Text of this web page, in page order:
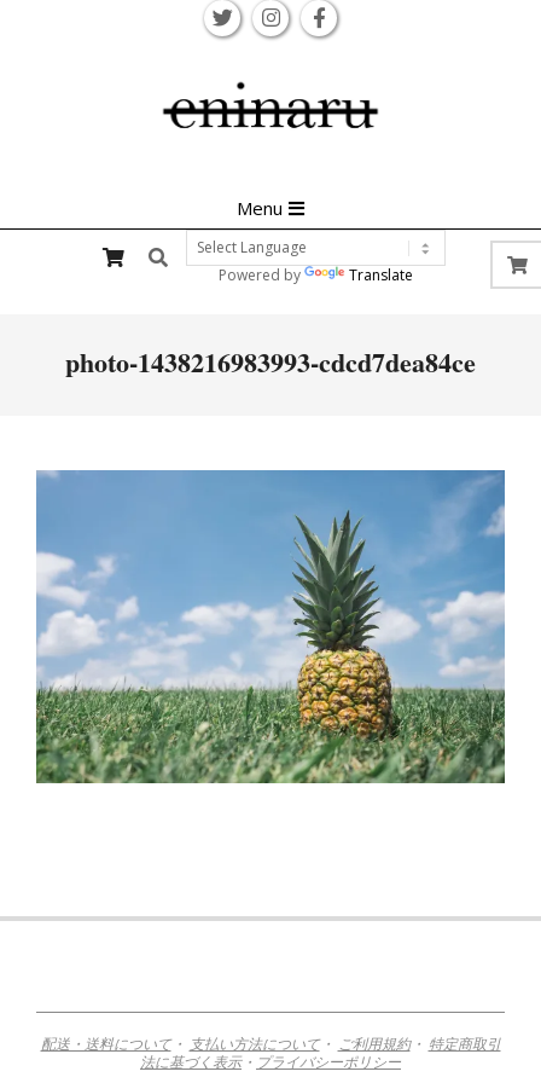
Navigation
Menu
Search
Powered by
Translate
photo-1438216983993-cdcd7dea84ce
11-
配送・送料について・ 支払い方法について・ ご利用規約・ 特定商取引
法に基づく表示・ プライバシーポリシー